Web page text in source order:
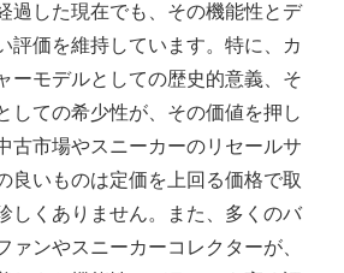
過した現在でも、その機能性とデ
評価を維持しています。特に、カ
ーモデルとしての歴史的意義、そ
しての希少性が、その価値を押し
古市場やスニーカーのリセールサ
良いものは定価を上回る価格で取
しくありません。また、多くのバ
ァンやスニーカーコレクターが、